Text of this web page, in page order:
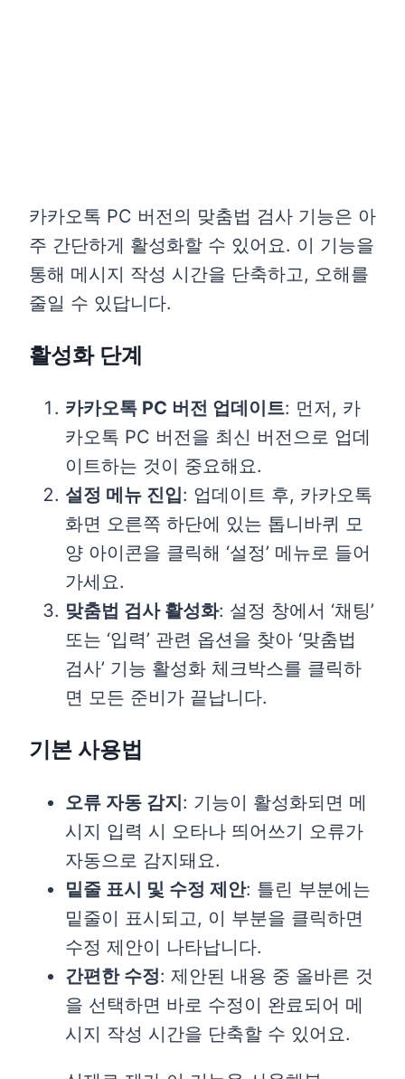
카카오톡 PC 버전의 맞춤법 검사 기능은 아
주 간단하게 활성화할 수 있어요. 이 기능을
통해 메시지 작성 시간을 단축하고, 오해를
줄일 수 있답니다.
활성화 단계
카카오톡 PC 버전 업데이트: 먼저, 카
카오톡 PC 버전을 최신 버전으로 업데
이트하는 것이 중요해요.
설정 메뉴 진입: 업데이트 후, 카카오톡
화면 오른쪽 하단에 있는 톱니바퀴 모
양 아이콘을 클릭해 ‘설정’ 메뉴로 들어
가세요.
맞춤법 검사 활성화: 설정 창에서 ‘채팅’
또는 ‘입력’ 관련 옵션을 찾아 ‘맞춤법
검사’ 기능 활성화 체크박스를 클릭하
면 모든 준비가 끝납니다.
기본 사용법
오류 자동 감지: 기능이 활성화되면 메
시지 입력 시 오타나 띄어쓰기 오류가
자동으로 감지돼요.
밑줄 표시 및 수정 제안: 틀린 부분에는
밑줄이 표시되고, 이 부분을 클릭하면
수정 제안이 나타납니다.
간편한 수정: 제안된 내용 중 올바른 것
을 선택하면 바로 수정이 완료되어 메
시지 작성 시간을 단축할 수 있어요.